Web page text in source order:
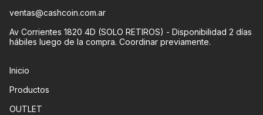
ventas@cashcoin.com.ar
Av Corrientes 1820 4D (SOLO RETIROS) - Disponibilidad 2 días
hábiles luego de la compra. Coordinar previamente.
Inicio
Productos
OUTLET